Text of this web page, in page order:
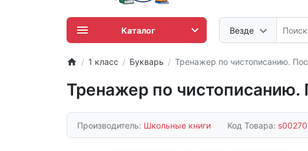
Везде
Каталог
1 класс Букварь Тренажер по чистописанию.
Тренажер по чистописанию.
Производитель: Школьные книги Код Товара: s00270